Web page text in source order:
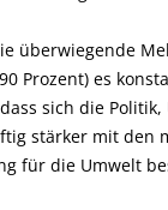
überwiegende
Prozent) es
sich die
stärker mit den
für die Umwelt